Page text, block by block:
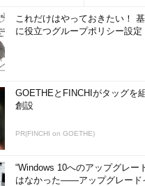
これだけはやっておきたい！
に役立つグループポリシー設定
GOETHEとFINCHIがタッグを
創設
PR(FINCHI on GOETHE)
“Windows 10へのアップグレー
はなかった――アップグレード